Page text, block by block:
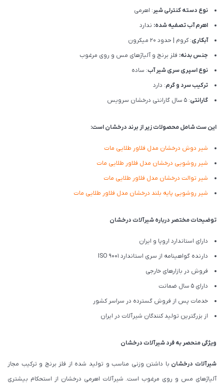
نوع دسته کنترلی شیر: اهرمی
اهرم آب تصفیه شده: ندارد
آبکاری: کروم | حدود 20 میکرون
جنس بدنه: فلز برنج و آلیاژهای مس و روی مرغوب
نوع اسپری سری شیر آب: ساده
ترکیب سرد و گرم: دارد
گارانتی: 5 سال گارانتی درخشان سرویس
این ست شامل محصولات زیر از برند درخشان است:
شیر دوش درخشان مدل فلاور طلایی مات
شیر روشویی درخشان مدل فلاور طلایی مات
شیر توالت درخشان مدل فلاور طلایی مات
شیر روشویی پایه بلند درخشان مدل فلاور طلایی مات
توضیحات مختصر درباره شیرآلات درخشان
دارای استاندارد اروپا و ایران
دارنده گواهینامه از سری استاندارد ISO 9001
فروش در بازارهای خارجی
دارای 5 سال ضمانت
خدمات پس از فروش گسترده در سراسر کشور
از بزرگترین تولید کنندگان شیرآلات در ایران
ویژگی منحصر به فرد شیرآلات درخشان
شیرآلات درخشان با داشتن وزنی مناسب و تولید شده از فلز برنج و ترکیب مجاز
آلیاژهای مس و روی مرغوب است. شیرآلات اهرمی درخشان از استحکام بیشتری